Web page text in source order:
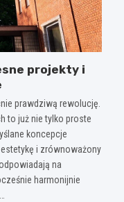
projekty i
prawdziwą rewolucję.
to już nie tylko proste
koncepcje
i zrównoważony
na
harmonijnie